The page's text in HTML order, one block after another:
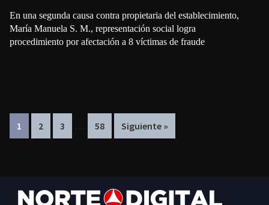
En una segunda causa contra propietaria del establecimiento,
María Manuela S. M., representación social logra
procedimiento por afectación a 8 víctimas de fraude
Page
1 Page
2 Page
3
Interim
pages
… Page
58 Siguiente »
Footer